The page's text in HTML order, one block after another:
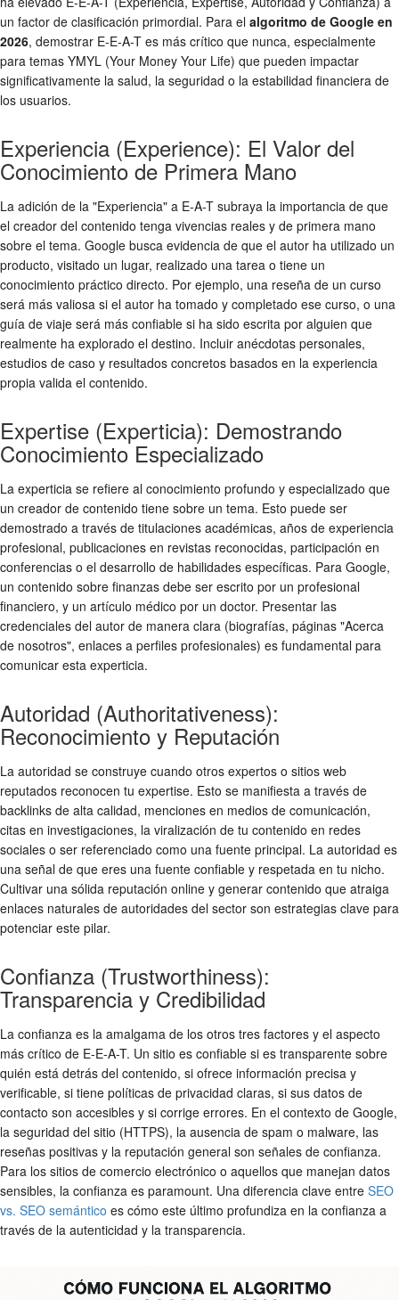
un factor de clasificación primordial. Para el algoritmo de Google en
2026, demostrar E-E-A-T es más crítico que nunca, especialmente
para temas YMYL (Your Money Your Life) que pueden impactar
significativamente la salud, la seguridad o la estabilidad financiera de
los usuarios.
Experiencia (Experience): El Valor del
Conocimiento de Primera Mano
La adición de la "Experiencia" a E-A-T subraya la importancia de que
el creador del contenido tenga vivencias reales y de primera mano
sobre el tema. Google busca evidencia de que el autor ha utilizado un
producto, visitado un lugar, realizado una tarea o tiene un
conocimiento práctico directo. Por ejemplo, una reseña de un curso
será más valiosa si el autor ha tomado y completado ese curso, o una
guía de viaje será más confiable si ha sido escrita por alguien que
realmente ha explorado el destino. Incluir anécdotas personales,
estudios de caso y resultados concretos basados en la experiencia
propia valida el contenido.
Expertise (Experticia): Demostrando
Conocimiento Especializado
La experticia se refiere al conocimiento profundo y especializado que
un creador de contenido tiene sobre un tema. Esto puede ser
demostrado a través de titulaciones académicas, años de experiencia
profesional, publicaciones en revistas reconocidas, participación en
conferencias o el desarrollo de habilidades específicas. Para Google,
un contenido sobre finanzas debe ser escrito por un profesional
financiero, y un artículo médico por un doctor. Presentar las
credenciales del autor de manera clara (biografías, páginas "Acerca
de nosotros", enlaces a perfiles profesionales) es fundamental para
comunicar esta experticia.
Autoridad (Authoritativeness):
Reconocimiento y Reputación
La autoridad se construye cuando otros expertos o sitios web
reputados reconocen tu expertise. Esto se manifiesta a través de
backlinks de alta calidad, menciones en medios de comunicación,
citas en investigaciones, la viralización de tu contenido en redes
sociales o ser referenciado como una fuente principal. La autoridad es
una señal de que eres una fuente confiable y respetada en tu nicho.
Cultivar una sólida reputación online y generar contenido que atraiga
enlaces naturales de autoridades del sector son estrategias clave para
potenciar este pilar.
Confianza (Trustworthiness):
Transparencia y Credibilidad
La confianza es la amalgama de los otros tres factores y el aspecto
más crítico de E-E-A-T. Un sitio es confiable si es transparente sobre
quién está detrás del contenido, si ofrece información precisa y
verificable, si tiene políticas de privacidad claras, si sus datos de
contacto son accesibles y si corrige errores. En el contexto de Google,
la seguridad del sitio (HTTPS), la ausencia de spam o malware, las
reseñas positivas y la reputación general son señales de confianza.
Para los sitios de comercio electrónico o aquellos que manejan datos
sensibles, la confianza es paramount. Una diferencia clave entre SEO
vs. SEO semántico es cómo este último profundiza en la confianza a
través de la autenticidad y la transparencia.